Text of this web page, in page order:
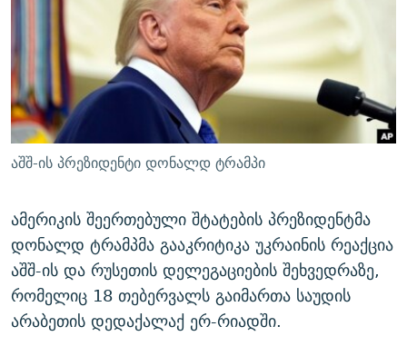
ᲛᲝᲚᲐᲞᲐᲠᲐᲙᲔ ᲢᲔᲥᲡᲢᲔᲑᲘ
ᲨᲘᲜ - ᲣᲪᲮᲝᲔᲗᲨᲘ
ᲚᲘᲢᲔᲠᲐᲢᲣᲠᲣᲚᲘ ᲬᲐᲮᲜᲐᲒᲔᲑᲘ
ᲐᲛᲔᲠᲘᲙᲣᲚᲘ ᲛᲝᲗᲮᲠᲝᲑᲐ
ᲘᲛᲞᲔᲠᲘᲐ ᲓᲐ ᲠᲐᲓᲘᲝ
ᲩᲔᲛᲘ ᲡᲘᲙᲕᲓᲘᲚᲘᲡ ᲛᲘᲖᲔᲖᲘᲐ COVID-19
11 ᲬᲔᲚᲘ - 11 ᲐᲛᲑᲐᲕᲘ
ᲡᲐᲞᲐᲠᲚᲐᲛᲔᲜᲢᲝ ᲐᲠᲩᲔᲕᲜᲔᲑᲘᲡ ᲘᲡᲢᲝᲠᲘᲐ
ᲑᲐᲕᲨᲕᲔᲑᲘ ᲞᲠᲝᲡᲢᲘᲢᲣᲪᲘᲐᲨᲘ - ᲐᲛᲝᲣᲗᲥᲛᲔᲚᲘ ᲐᲛᲑᲐᲕᲘ
5 ᲐᲛᲑᲐᲕᲘ - 20 ᲘᲕᲜᲘᲡᲡ ᲓᲐᲨᲐᲕᲔᲑᲣᲚᲔᲑᲘ
ПРИВЕТ ᲙᲣᲚᲢᲣᲠᲐ
რთე/რთ-ის ყველა საიტი
აშშ-ის პრეზიდენტი დონალდ ტრამპი
ამერიკის შეერთებული შტატების პრეზიდენტმა
დონალდ ტრამპმა გააკრიტიკა უკრაინის რეაქცია
აშშ-ის და რუსეთის დელეგაციების შეხვედრაზე,
რომელიც 18 თებერვალს გაიმართა საუდის
არაბეთის დედაქალაქ ერ-რიადში.